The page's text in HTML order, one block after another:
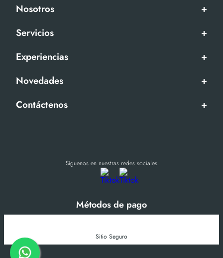
Nosotros
+
Servicios
+
Experiencias
+
Novedades
+
Contáctenos
+
Síguenos en nuestras redes sociales
Métodos de pago
Sitio Seguro